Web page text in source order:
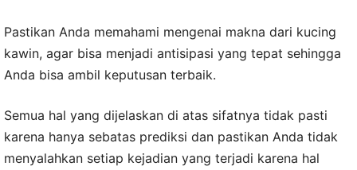
Pastikan Anda memahami mengenai makna dari kucing
kawin, agar bisa menjadi antisipasi yang tepat sehingga
Anda bisa ambil keputusan terbaik.
Semua hal yang dijelaskan di atas sifatnya tidak pasti
karena hanya sebatas prediksi dan pastikan Anda tidak
menyalahkan setiap kejadian yang terjadi karena hal